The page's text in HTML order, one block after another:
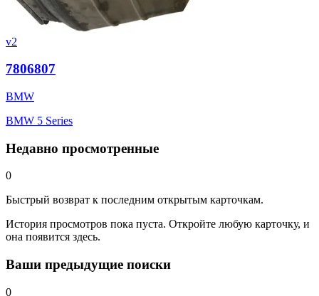
v2
7806807
BMW
BMW 5 Series
Недавно просмотренные
0
Быстрый возврат к последним открытым карточкам.
История просмотров пока пуста. Откройте любую карточку, и
она появится здесь.
Ваши предыдущие поиски
0